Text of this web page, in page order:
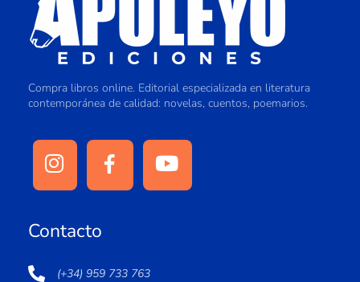
Compra libros online. Editorial especializada en literatura
contemporánea de calidad: novelas, cuentos, poemarios.
Contacto
(+34) 959 733 763